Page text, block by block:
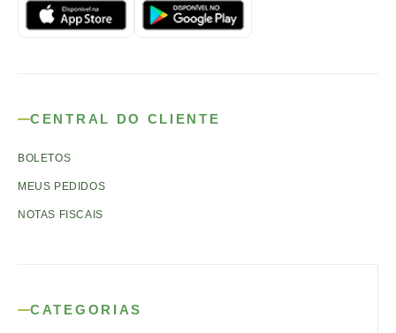
CENTRAL DO CLIENTE
BOLETOS
MEUS PEDIDOS
NOTAS FISCAIS
CATEGORIAS